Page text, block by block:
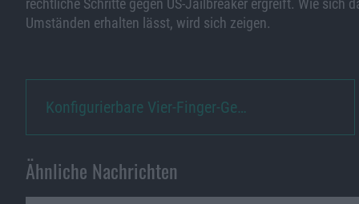
Umständen erhalten lässt, wird sich zeigen.
Konfigurierbare Vier-Finger-Ge…
Ähnliche Nachrichten